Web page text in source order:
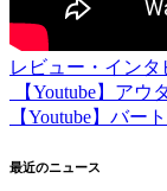
レビュー・インタ
投
稿
ナ
【Youtube】アウ
【Youtube】バー
最近のニュース